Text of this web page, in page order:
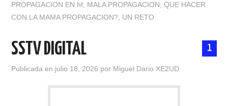
PROPAGACION EN hf, MALA PROPAGACION,QUE HACER
CON LA MAMA PROPAGACION?, UN RETO
1
SSTV DIGITAL
Publicada en julio 18, 2026 por Miguel Dario XE2UD